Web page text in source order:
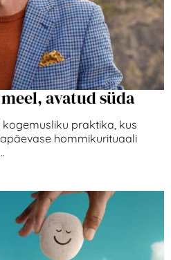
avatud süda
praktika, kus
hommikurituaali